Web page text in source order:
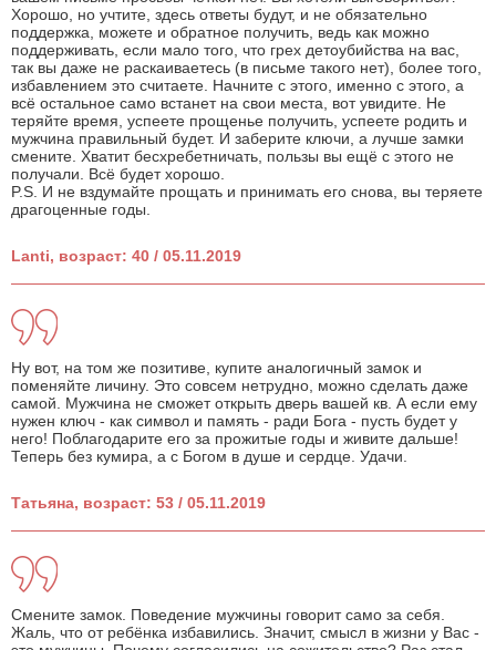
Хорошо, но учтите, здесь ответы будут, и не обязательно
поддержка, можете и обратное получить, ведь как можно
поддерживать, если мало того, что грех детоубийства на вас,
так вы даже не раскаиваетесь (в письме такого нет), более того,
избавлением это считаете. Начните с этого, именно с этого, а
всё остальное само встанет на свои места, вот увидите. Не
теряйте время, успеете прощенье получить, успеете родить и
мужчина правильный будет. И заберите ключи, а лучше замки
смените. Хватит бесхребетничать, пользы вы ещё с этого не
получали. Всё будет хорошо.
P.S. И не вздумайте прощать и принимать его снова, вы теряете
драгоценные годы.
Lanti, возраст: 40 / 05.11.2019
Ну вот, на том же позитиве, купите аналогичный замок и
поменяйте личину. Это совсем нетрудно, можно сделать даже
самой. Мужчина не сможет открыть дверь вашей кв. А если ему
нужен ключ - как символ и память - ради Бога - пусть будет у
него! Поблагодарите его за прожитые годы и живите дальше!
Теперь без кумира, а с Богом в душе и сердце. Удачи.
Татьяна, возраст: 53 / 05.11.2019
Смените замок. Поведение мужчины говорит само за себя.
Жаль, что от ребёнка избавились. Значит, смысл в жизни у Вас -